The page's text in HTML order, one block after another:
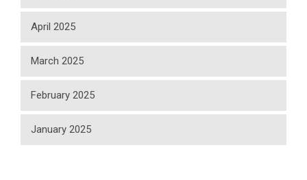
April 2025
March 2025
February 2025
January 2025